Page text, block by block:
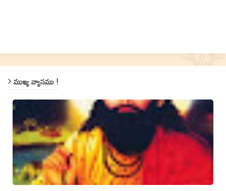
ముఖ్య వ్యాసము !